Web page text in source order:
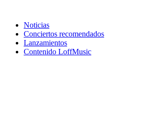
Noticias
Conciertos recomendados
Lanzamientos
Contenido LoffMusic